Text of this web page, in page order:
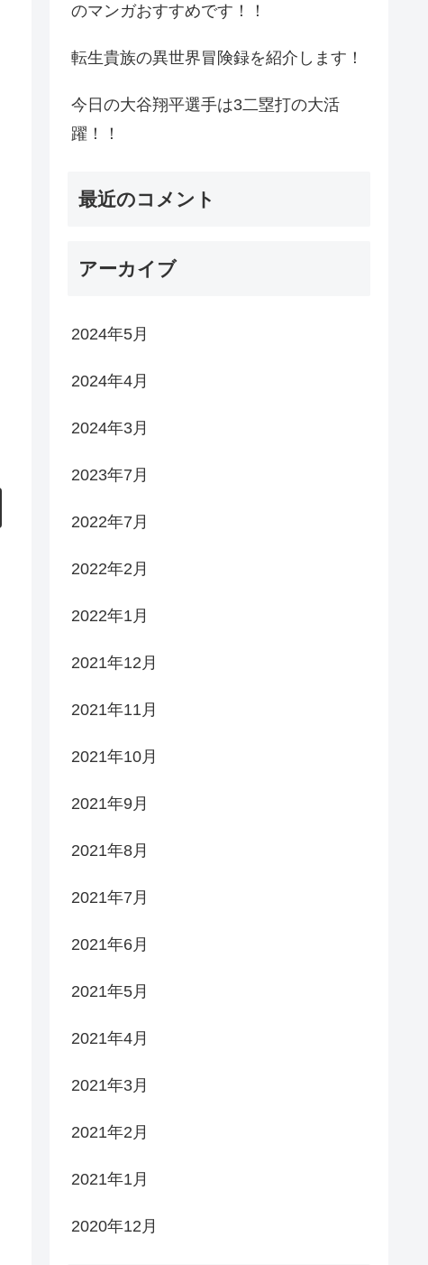
のマンガおすすめです！！
転生貴族の異世界冒険録を紹介します！
今日の大谷翔平選手は3二塁打の大活
躍！！
最近のコメント
アーカイブ
2024年5月
2024年4月
2024年3月
2023年7月
2022年7月
2022年2月
2022年1月
2021年12月
2021年11月
2021年10月
2021年9月
2021年8月
2021年7月
2021年6月
2021年5月
2021年4月
2021年3月
2021年2月
2021年1月
2020年12月